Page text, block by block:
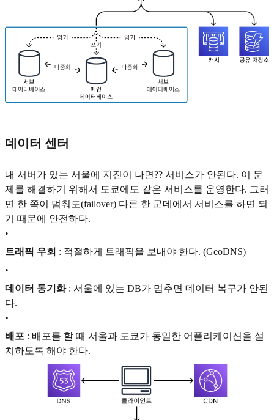
데이터 센터
내 서버가 있는 서울에 지진이 나면?? 서비스가 안된다. 이 문
제를 해결하기 위해서 도쿄에도 같은 서비스를 운영한다. 그러
면 한 쪽이 멈춰도(failover) 다른 한 군데에서 서비스를 하면 되
기 때문에 안전하다.
•
트래픽 우회 : 적절하게 트래픽을 보내야 한다. (GeoDNS)
•
데이터 동기화: 서울에 있는 DB가 멈추면 데이터 복구가 안된
다.
•
배포 : 배포를 할 때 서울과 도쿄가 동일한 어플리케이션을 설
치하도록 해야 한다.